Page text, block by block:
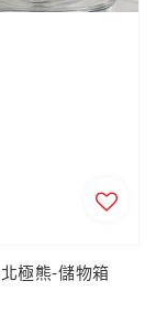
北極熊-儲物箱